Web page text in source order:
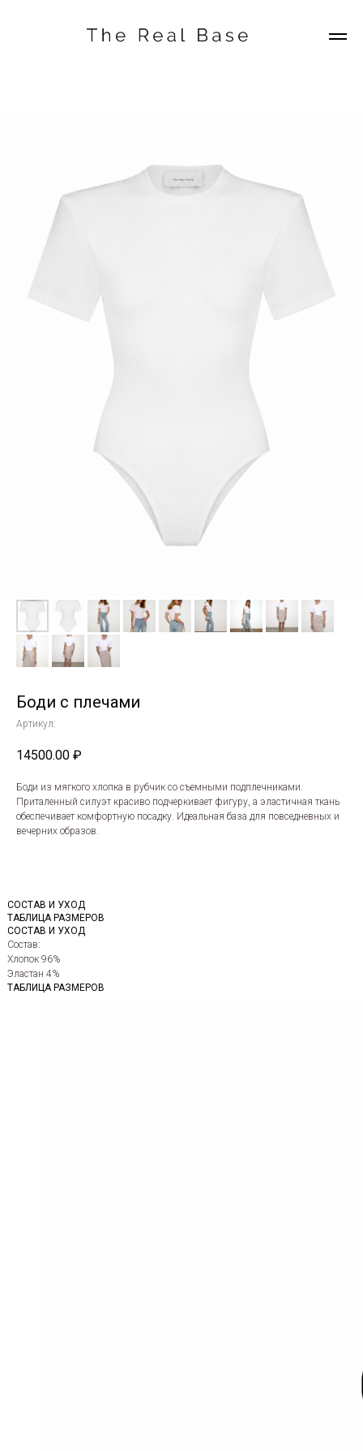
Боди с плечами
Артикул:
14500.00 ₽
Боди из мягкого хлопка в рубчик со съемными подплечниками.
Приталенный силуэт красиво подчеркивает фигуру, а эластичная ткань
обеспечивает комфортную посадку. Идеальная база для повседневных и
вечерних образов.
СОСТАВ И УХОД
ТАБЛИЦА РАЗМЕРОВ
СОСТАВ И УХОД
Состав:
Хлопок 96%
Эластан 4%
ТАБЛИЦА РАЗМЕРОВ